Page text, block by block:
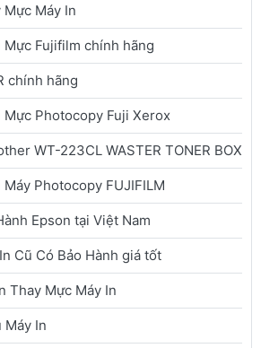
Máy In
Mực Fujifilm chính hãng
chính hãng
Mực Photocopy Fuji Xerox
WT-223CL WASTER TONER BOX
Photocopy FUJIFILM
Epson tại Việt Nam
Cũ Có Bảo Hành giá tốt
Thay Mực Máy In
In